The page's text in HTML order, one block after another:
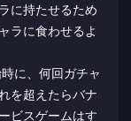
に持たせるため
ラに食わせるよ
に、何回ガチャ
を超えたらバナ
ビスゲームはす